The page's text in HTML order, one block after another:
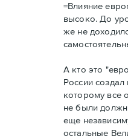
=Влияние
высоко. До
же не
А кто это
России
которому все
не были
еще
остальные